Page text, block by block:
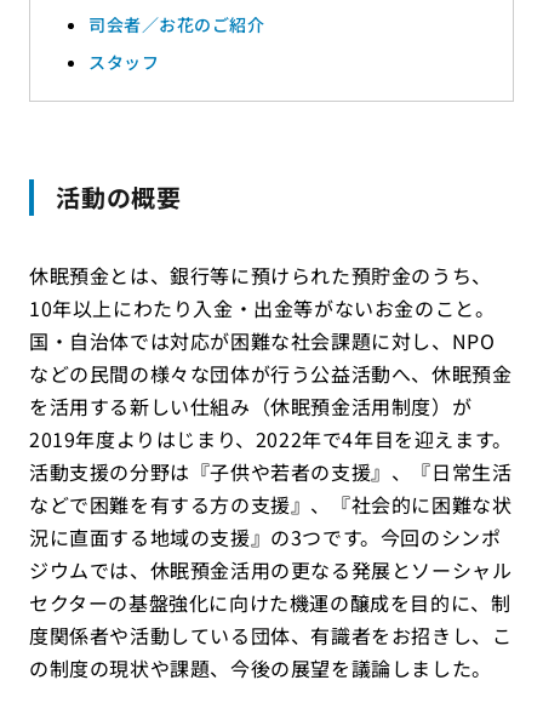
司会者／お花のご紹介
スタッフ
活動の概要
休眠預金とは、銀行等に預けられた預貯金のうち、
10年以上にわたり入金・出金等がないお金のこと。
国・自治体では対応が困難な社会課題に対し、NPO
などの民間の様々な団体が行う公益活動へ、休眠預金
を活用する新しい仕組み（休眠預金活用制度）が
2019年度よりはじまり、2022年で4年目を迎えます。
活動支援の分野は『子供や若者の支援』、『日常生活
などで困難を有する方の支援』、『社会的に困難な状
況に直面する地域の支援』の3つです。今回のシンポ
ジウムでは、休眠預金活用の更なる発展とソーシャル
セクターの基盤強化に向けた機運の醸成を目的に、制
度関係者や活動している団体、有識者をお招きし、こ
の制度の現状や課題、今後の展望を議論しました。